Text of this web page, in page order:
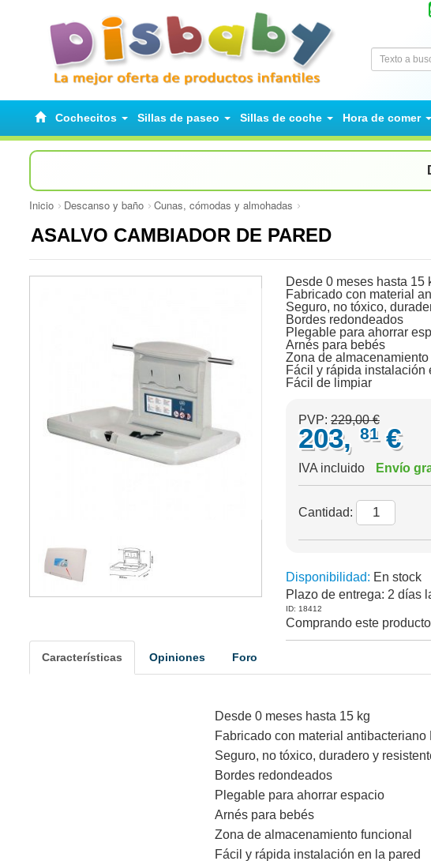
Cochecitos Sillas de paseo Sillas de coche Hora de comer
Inicio Descanso y baño Cunas, cómodas y almohadas
ASALVO CAMBIADOR DE PARED
Desde 0 meses hasta 15
Fabricado con material
Seguro, no tóxico,
Bordes redondeados
Plegable para ahorrar
Arnés para bebés
Zona de almacenamiento
Fácil y rápida instalación
Fácil de limpiar
PVP: 229,00 €
203, 81 €
IVA incluido Envío
Cantidad:
Disponibilidad: En stock
Plazo de entrega: 2 días
ID: 18412
Comprando este
Características Opiniones Foro
Desde 0 meses hasta 15 kg
Fabricado con material antibacteriano
Seguro, no tóxico, duradero y
Bordes redondeados
Plegable para ahorrar espacio
Arnés para bebés
Zona de almacenamiento funcional
Fácil y rápida instalación en la pared